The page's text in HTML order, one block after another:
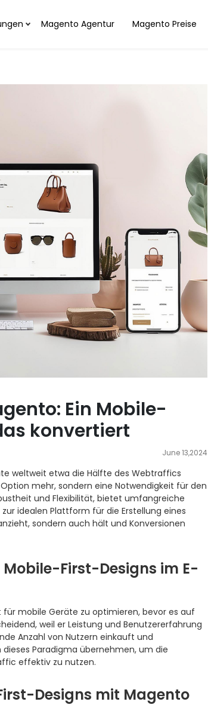
Magento Agentur Magento Preise
Ein Mobile-
konvertiert
June 13,2024
weltweit etwa die Hälfte des Webtraffics
mehr, sondern eine Notwendigkeit für den
und Flexibilität, bietet umfangreiche
idealen Plattform für die Erstellung eines
sondern auch hält und Konversionen
First-Designs im E-
mobile Geräte zu optimieren, bevor es auf
weil er Leistung und Benutzererfahrung
Anzahl von Nutzern einkauft und
Paradigma übernehmen, um die
effektiv zu nutzen.
Designs mit Magento